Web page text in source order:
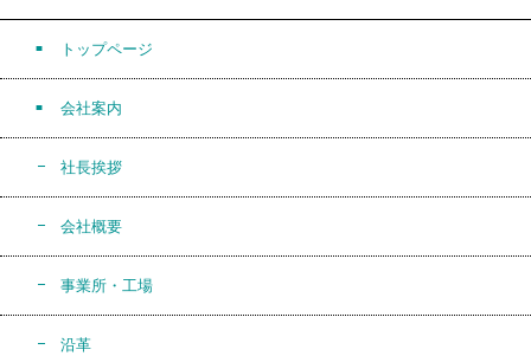
トップページ
会社案内
社長挨拶
会社概要
事業所・工場
沿革